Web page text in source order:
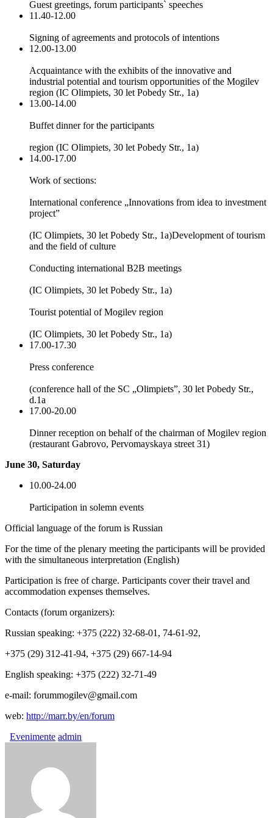
Guest greetings, forum participants` speeches
11.40-12.00
Signing of agreements and protocols of intentions
12.00-13.00
Acquaintance with the exhibits of the innovative and
industrial potential and tourism opportunities of the Mogilev
region (IC Olimpiets, 30 let Pobedy Str., 1a)
13.00-14.00
Buffet dinner for the participants
region (IC Olimpiets, 30 let Pobedy Str., 1a)
14.00-17.00
Work of sections:
International conference „Innovations from idea to investment
project”
(IC Olimpiets, 30 let Pobedy Str., 1a)Development of tourism
and the field of culture
Conducting international B2B meetings
(IC Olimpiets, 30 let Pobedy Str., 1a)
Tourist potential of Mogilev region
(IC Olimpiets, 30 let Pobedy Str., 1a)
17.00-17.30
Press conference
(conference hall of the SC „Olimpiets”, 30 let Pobedy Str.,
d.1a
17.00-20.00
Dinner reception on behalf of the chairman of Mogilev region
(restaurant Gabrovo, Pervomayskaya street 31)
June 30, Saturday
10.00-24.00
Participation in solemn events
Official language of the forum is Russian
For the time of the plenary meeting the participants will be provided
with the simultaneous interpretation (English)
Participation is free of charge. Participants cover their travel and
accommodation expenses themselves.
Contacts (forum organizers):
Russian speaking: +375 (222) 32-68-01, 74-61-92,
+375 (29) 312-41-94, +375 (29) 667-14-94
English speaking: +375 (222) 32-71-49
e-mail: forummogilev@gmail.com
web: http://marr.by/en/forum
Evenimente admin